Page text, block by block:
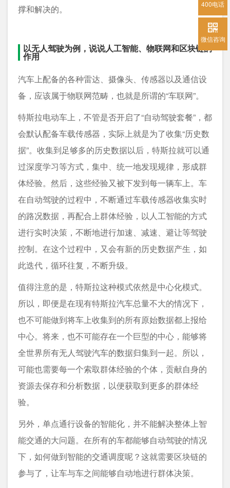
撑和解决的。
以无人驾驶为例，说说人工智能、物联网和区块链的
作用
汽车上配备的各种雷达、摄像头、传感器以及通信设
备，应该属于物联网范畴，也就是所谓的“车联网”。
特斯拉电动车上，不管是否开启了“自动驾驶套餐”，都
会默认配备车载传感器，实际上就是为了收集“历史数
据”。收集到足够多的历史数据以后，特斯拉就可以通
过深度学习等方式，集中、统一地发现规律，形成群
体经验。然后，这些经验又被下发到每一辆车上。车
在自动驾驶的过程中，不断通过车载传感器收集实时
的路况数据，再配合上群体经验，以人工智能的方式
进行实时决策，不断地进行加速、减速、避让等驾驶
控制。在这个过程中，又会有新的历史数据产生，如
此迭代，循环往复，不断升级。
值得注意的是，特斯拉这种模式依然是中心化模式。
所以，即便是在现有特斯拉汽车总量不大的情况下，
也不可能做到将车上收集到的所有原始数据都上报给
中心。将来，也不可能存在一个巨型的中心，能够将
全世界所有无人驾驶汽车的数据归集到一起。所以，
可能也需要每一个索取群体经验的个体，贡献自身的
资源去保存和分析数据，以便获取到更多的群体经
验。
另外，单点通行设备的智能化，并不能解决整体上智
能交通的大问题。在所有的车都能够自动驾驶的情况
下，如何做到智能的交通调度呢？这就需要区块链的
参与了，让车与车之间能够自动地进行群体决策。
400电话
微信咨询